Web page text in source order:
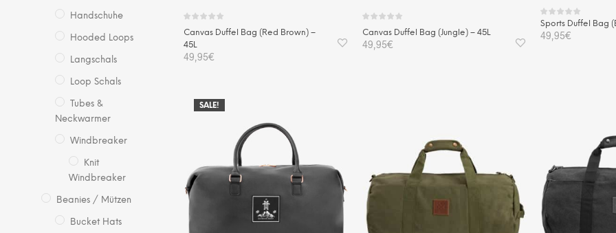
Handschuhe
Hooded Loops
Langschals
Loop Schals
Tubes &
Neckwarmer
Windbreaker
Knit
Windbreaker
Beanies / Mützen
Bucket Hats
Canvas Duffel Bag (Red Brown) –
45L
49,95€
Canvas Duffel Bag (Jungle) – 45L
49,95€
Sports Duffel Bag
49,95€
SALE!